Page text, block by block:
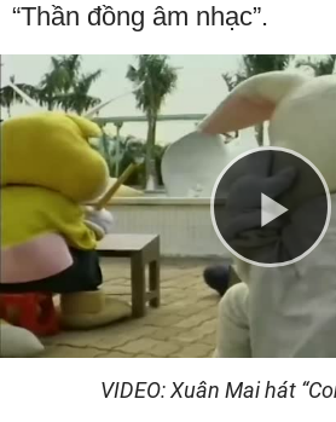
“Thần đồng âm nhạc”.
VIDEO: Xuân Mai hát